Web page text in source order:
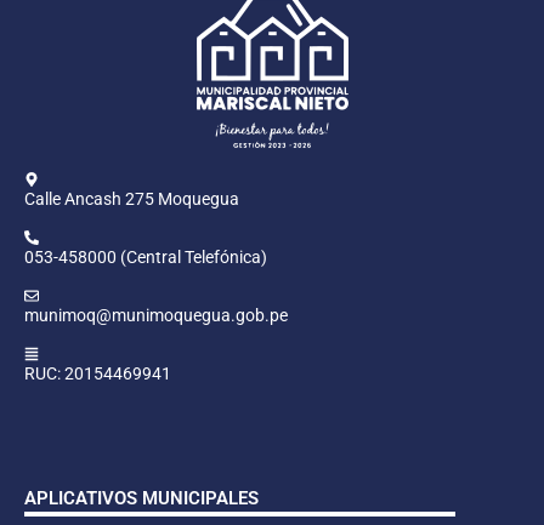
Calle Ancash 275 Moquegua
053-458000 (Central Telefónica)
munimoq@munimoquegua.gob.pe
RUC: 20154469941
APLICATIVOS MUNICIPALES